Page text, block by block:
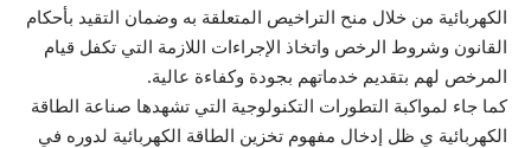
الكهربائية من خلال منح التراخيص المتعلقة به وضمان التقيد بأحكام
القانون وشروط الرخص واتخاذ الإجراءات اللازمة التي تكفل قيام
المرخص لهم بتقديم خدماتهم بجودة وكفاءة عالية.
كما جاء لمواكبة التطورات التكنولوجية التي تشهدها صناعة الطاقة
الكهربائية ي ظل إدخال مفهوم تخزين الطاقة الكهربائية لدوره في